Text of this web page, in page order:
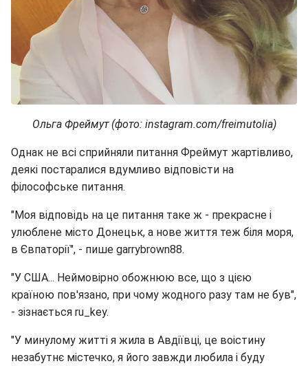
Ольга Фреймут (фото: instagram.com/freimutolia)
Однак не всі сприйняли питання Фреймут жартівливо,
деякі постаралися вдумливо відповісти на
філософське питання.
"Моя відповідь на це питання таке ж - прекрасне і
улюблене місто Донецьк, а нове життя теж біля моря,
в Євпаторії", - пише garrybrown88.
"У США... Неймовірно обожнюю все, що з цією
країною пов'язано, при чому жодного разу там не був",
- зізнається ru_key.
"У минулому житті я жила в Авдіївці, це воістину
незабутнє містечко, я його завжди любила і буду